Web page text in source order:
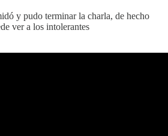
y pudo terminar la charla, de hecho
ver a los intolerantes